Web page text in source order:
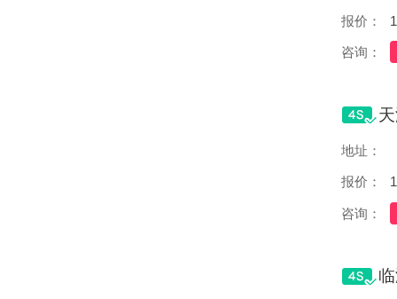
报价：
咨询：
地址：
报价：
咨询：